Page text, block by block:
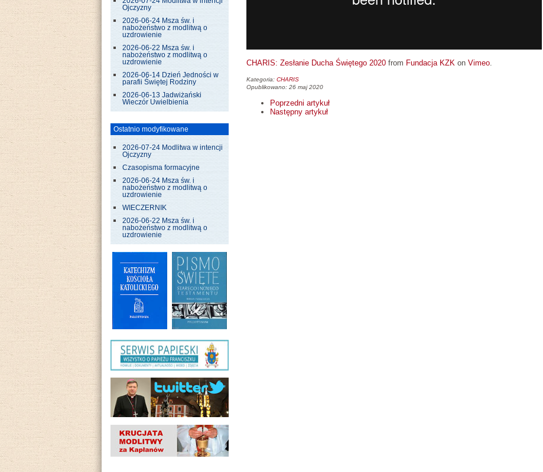
Ojczyzny
2026-06-24 Msza św. i
nabożeństwo z modlitwą o
uzdrowienie
2026-06-22 Msza św. i
nabożeństwo z modlitwą o
uzdrowienie
2026-06-14 Dzień Jedności w
parafii Świętej Rodziny
2026-06-13 Jadwiżański
Wieczór Uwielbienia
Ostatnio modyfikowane
2026-07-24 Modlitwa w intencji
Ojczyzny
Czasopisma formacyjne
2026-06-24 Msza św. i
nabożeństwo z modlitwą o
uzdrowienie
WIECZERNIK
2026-06-22 Msza św. i
nabożeństwo z modlitwą o
uzdrowienie
CHARIS: Zesłanie Ducha Świętego 2020 from Fundacja KZK on Vimeo
Kategoria: CHARIS
Opublikowano: 26 maj 2020
Poprzedni artykuł
Następny artykuł